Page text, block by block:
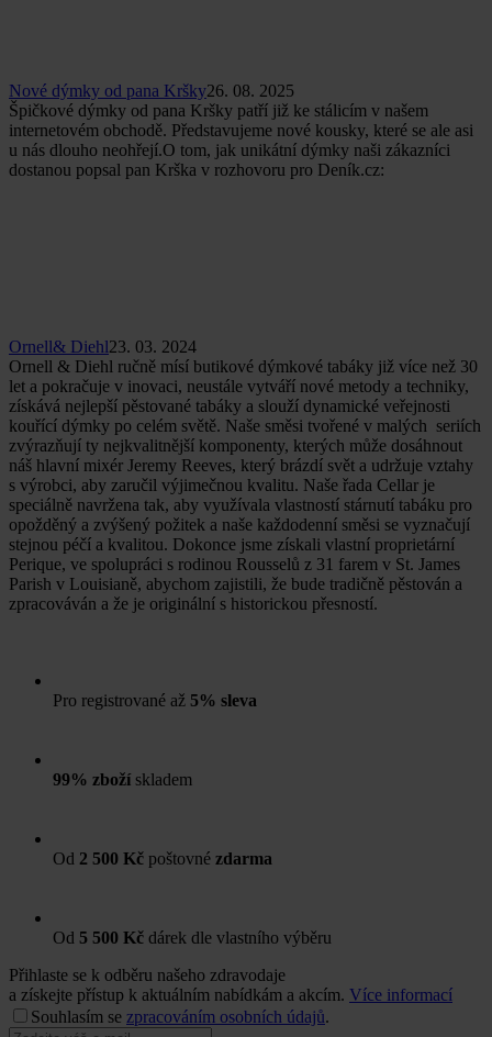
Nové dýmky od pana Kršky26. 08. 2025
Špičkové dýmky od pana Kršky patří již ke stálicím v našem
internetovém obchodě. Představujeme nové kousky, které se ale asi
u nás dlouho neohřejí.O tom, jak unikátní dýmky naši zákazníci
dostanou popsal pan Krška v rozhovoru pro Deník.cz:
Ornell& Diehl23. 03. 2024
Ornell & Diehl ručně mísí butikové dýmkové tabáky již více než 30
let a pokračuje v inovaci, neustále vytváří nové metody a techniky,
získává nejlepší pěstované tabáky a slouží dynamické veřejnosti
kouřící dýmky po celém světě. Naše směsi tvořené v malých seriích
zvýrazňují ty nejkvalitnější komponenty, kterých může dosáhnout
náš hlavní mixér Jeremy Reeves, který brázdí svět a udržuje vztahy
s výrobci, aby zaručil výjimečnou kvalitu. Naše řada Cellar je
speciálně navržena tak, aby využívala vlastností stárnutí tabáku pro
opožděný a zvýšený požitek a naše každodenní směsi se vyznačují
stejnou péčí a kvalitou. Dokonce jsme získali vlastní proprietární
Perique, ve spolupráci s rodinou Rousselů z 31 farem v St. James
Parish v Louisianě, abychom zajistili, že bude tradičně pěstován a
zpracováván a že je originální s historickou přesností.
Pro registrované až 5% sleva
99% zboží skladem
Od 2 500 Kč poštovné zdarma
Od 5 500 Kč dárek dle vlastního výběru
Přihlaste se k odběru našeho zdravodaje
a získejte přístup k aktuálním nabídkám a akcím. Více informací
Souhlasím se zpracováním osobních údajů.